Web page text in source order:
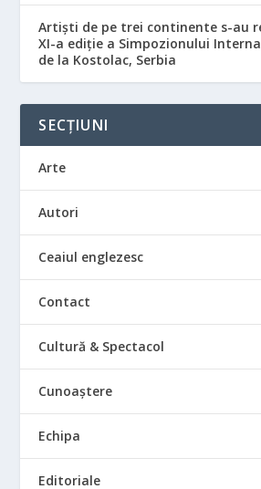
Artiști de pe trei continente s-au
XI-a ediție a Simpozionului
de la Kostolac, Serbia
SECȚIUNI
Arte
Autori
Ceaiul englezesc
Contact
Cultură & Spectacol
Cunoaștere
Echipa
Editoriale